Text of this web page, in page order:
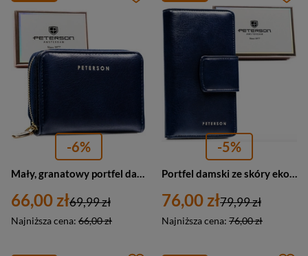
-6%
Mały, granatowy portfel damski ze skóry ekologicznej wyposażony w system RFID - Peterson
66,00 zł
Najniższa cena: 66,00 zł
69,99 zł
-5%
Portfel damski ze skóry ekologicznej zamykany na zatrzask i suwak. Portfel w granatowym kolorze - Peterson
76,00 zł
Najniższa cena: 76,00 zł
79,99 zł